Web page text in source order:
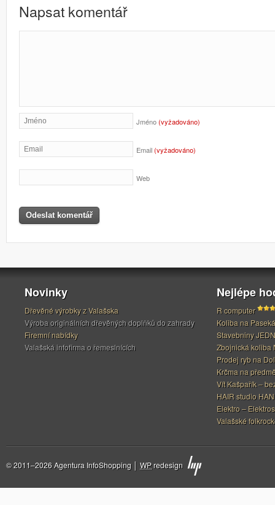
Napsat komentář
Jméno(vyžadováno)
Email(vyžadováno)
Web
Novinky
Dřevěné výrobky z Valašska
Výroba originálních dřevěných doplňků do zahrady
Firemní nabídky
Valašská infofirma o řemeslnících
Nejlépe
R computer
Koliba na
Stavebniny
Zbojnická koliba
Prodej ryb na
Krčma na
Vít Kašpařík –
HAIR studio
Elektro –
Valašské
© 2011–2026 Agentura InfoShopping │ WPredesign